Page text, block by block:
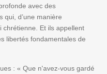
avec des
qui, d’une manière
chrétienne. Et ils appellent
libertés fondamentales de
: « Que n'avez-vous gardé